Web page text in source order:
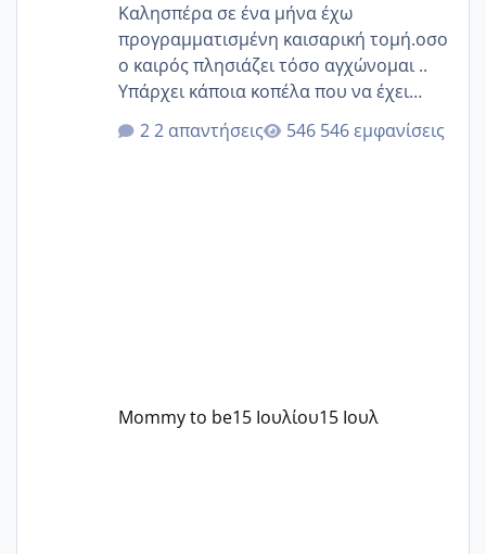
Καλησπέρα σε ένα μήνα έχω
προγραμματισμένη καισαρική τομή.οσο
ο καιρός πλησιάζει τόσο αγχώνομαι ..
Υπάρχει κάποια κοπέλα που να έχει
παρόμοιο ιστορικό να μας πει την
εμπειρία της;Να σημειώσω είναι η
2 απαντήσεις 546 εμφανίσεις
Mommy to be15 Ιουλίου15 Ιουλ